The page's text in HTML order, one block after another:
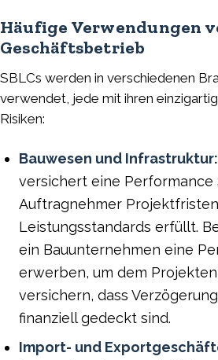
Häufige Verwendungen
Geschäftsbetrieb
SBLCs werden in verschiedenen
verwendet, jede mit ihren
Risiken:
Bauwesen und Infrastruktur:
versichert eine Performance
Auftragnehmer
Leistungsstandards erfüllt.
ein Bauunternehmen eine
erwerben, um dem
versichern, dass
finanziell gedeckt sind.
Import- und